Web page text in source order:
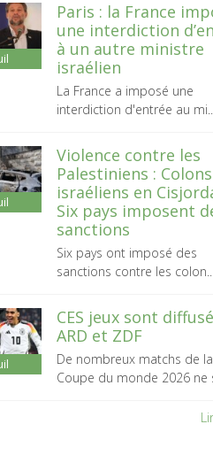
Paris : la France
une interdiction
à un autre ministre
israélien
La France a imposé une
interdiction d'entrée au
Violence contre les
Palestiniens : Colons
israéliens en
Six pays imposent
sanctions
Six pays ont imposé des
sanctions contre les
CES jeux sont
ARD et ZDF
De nombreux matchs de la
Coupe du monde 2026 ne